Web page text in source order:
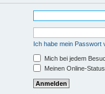
Ich habe mein Passwort
Mich bei jedem
Meinen Online-